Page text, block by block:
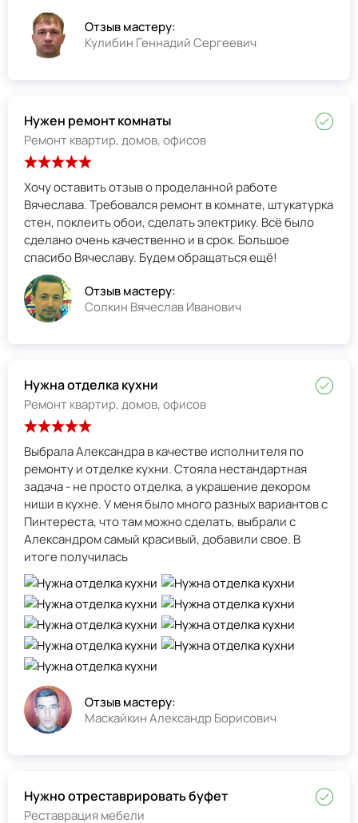
Отзыв мастеру:
Кулибин Геннадий Сергеевич
Нужен ремонт комнаты
Ремонт квартир, домов, офисов
Хочу оставить отзыв о проделанной работе
Вячеслава. Требовался ремонт в комнате, штукатурка
стен, поклеить обои, сделать электрику. Всё было
сделано очень качественно и в срок. Большое
спасибо Вячеславу. Будем обращаться ещё!
Отзыв мастеру:
Солкин Вячеслав Иванович
Нужна отделка кухни
Ремонт квартир, домов, офисов
Выбрала Александра в качестве исполнителя по
ремонту и отделке кухни. Стояла нестандартная
задача - не просто отделка, а украшение декором
ниши в кухне. У меня было много разных вариантов с
Пинтереста, что там можно сделать, выбрали с
Александром самый красивый, добавили свое. В
итоге получилась
Отзыв мастеру:
Маскайкин Александр Борисович
Нужно отреставрировать буфет
Реставрация мебели